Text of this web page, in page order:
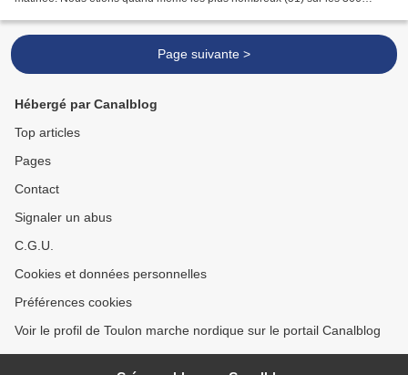
Page suivante >
Hébergé par Canalblog
Top articles
Pages
Contact
Signaler un abus
C.G.U.
Cookies et données personnelles
Préférences cookies
Voir le profil de Toulon marche nordique sur le portail Canalblog